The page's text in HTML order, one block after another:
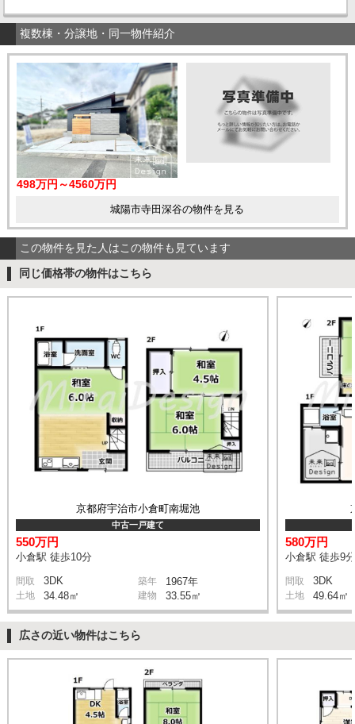
複数棟・分譲地・同一物件紹介
498万円～4560万円
城陽市寺田深谷の物件を見る
この物件を見た人はこの物件も見ています
同じ価格帯の物件はこちら
京都府宇治市小倉町南堀池
中古一戸建て
550万円
小倉駅 徒歩10分
間取 3DK 築年 1967年
土地 34.48㎡ 建物 33.55㎡
580万円
小倉駅 徒歩9分
間取 3DK
土地 49.64㎡
広さの近い物件はこちら